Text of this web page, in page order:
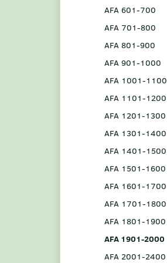
AFA 601-700
AFA 701-800
AFA 801-900
AFA 901-1000
AFA 1001-1100
AFA 1101-1200
AFA 1201-1300
AFA 1301-1400
AFA 1401-1500
AFA 1501-1600
AFA 1601-1700
AFA 1701-1800
AFA 1801-1900
AFA 1901-2000
AFA 2001-2400